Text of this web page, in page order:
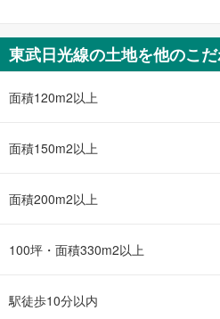
1,590万円
5LDK以上
東武日光線の土地を他のこ
面積120m2以上
面積150m2以上
面積200m2以上
100坪・面積330m2以上
駅徒歩10分以内